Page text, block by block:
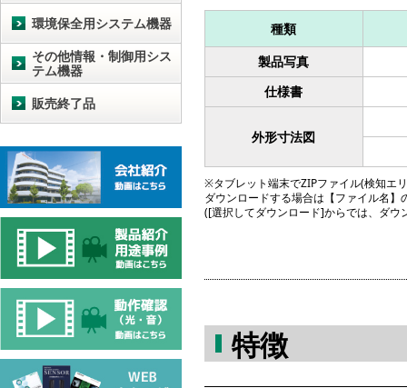
種類
製品写真
仕様書
外形寸法図
※タブレット端末でZIPファイル(検知エ
ダウンロードする場合は【ファイル名
([選択してダウンロード]からでは、ダ
特徴
環境保全用システム機器
その他情報・制御用シス
テム機器
販売終了品